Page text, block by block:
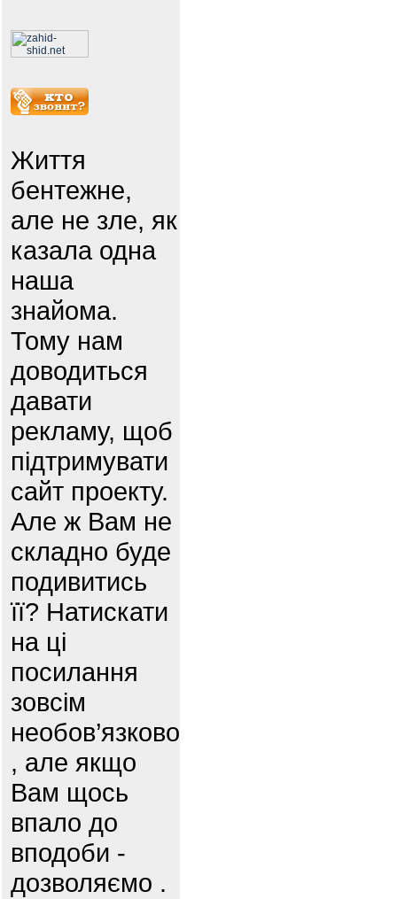
Життя
бентежне,
але не зле, як
казала одна
наша
знайома.
Тому нам
доводиться
давати
рекламу, щоб
підтримувати
сайт проекту.
Але ж Вам не
складно буде
подивитись
її? Натискати
на ці
посилання
зовсім
необов’язково
, але якщо
Вам щось
впало до
вподоби -
дозволяємо .